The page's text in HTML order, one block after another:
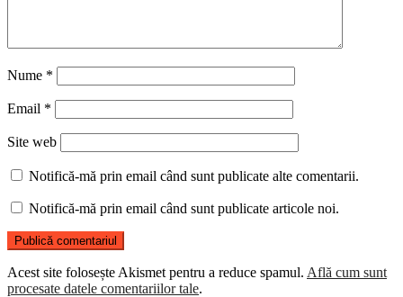
Nume *
Email *
Site web
Notifică-mă prin email când sunt publicate alte comentarii.
Notifică-mă prin email când sunt publicate articole noi.
Acest site folosește Akismet pentru a reduce spamul. Află cum sunt
procesate datele comentariilor tale.